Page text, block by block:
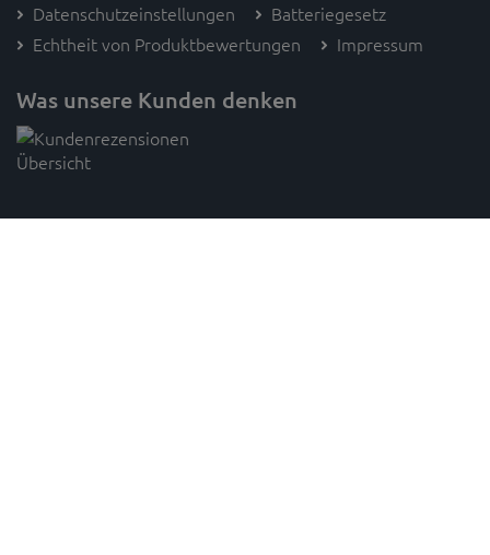
Datenschutzeinstellungen
Batteriegesetz
Echtheit von Produktbewertungen
Impressum
Was unsere Kunden denken